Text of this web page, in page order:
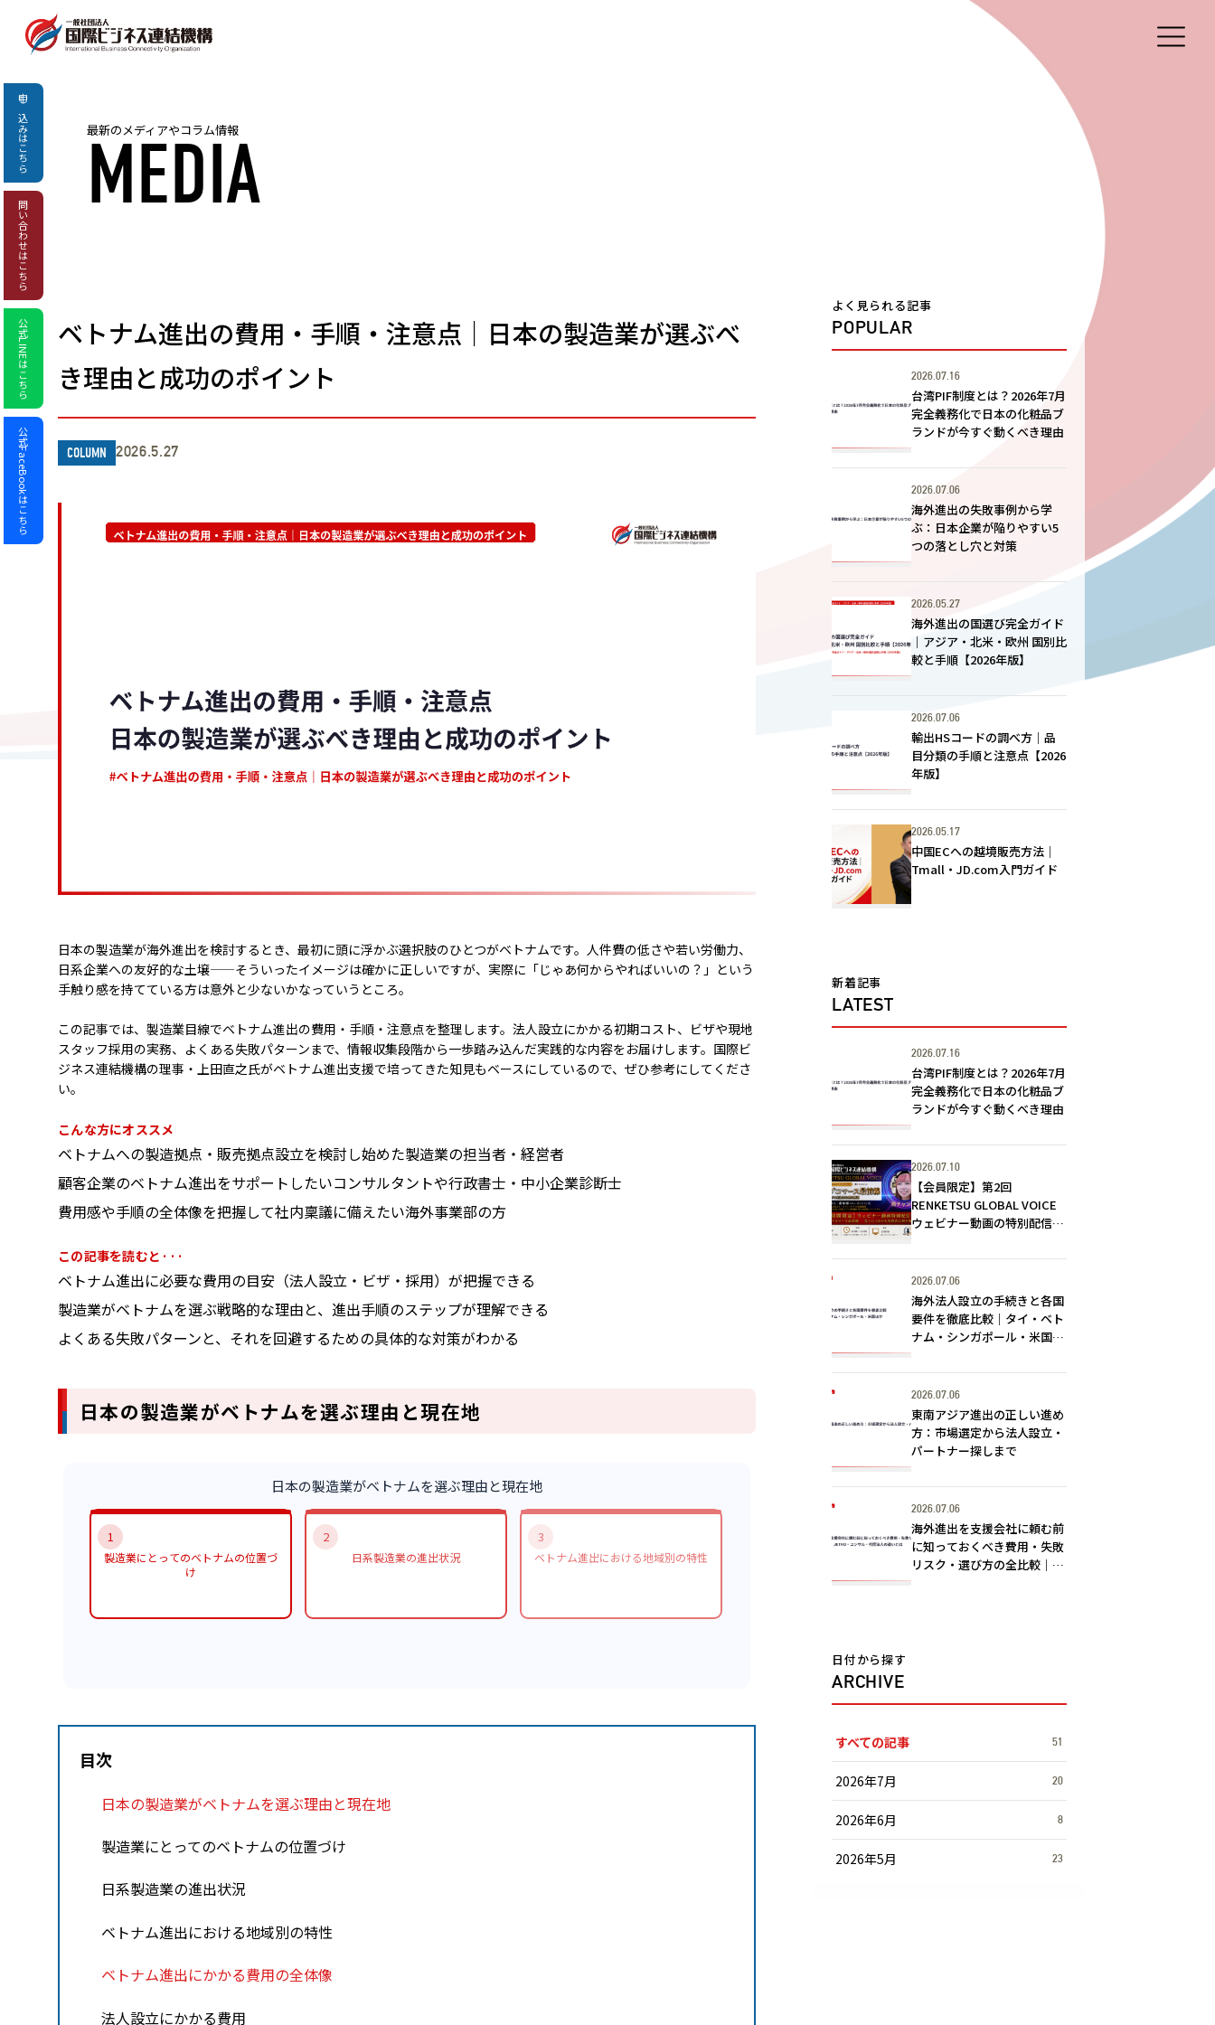
申し込み
はこちら
問い合わせ
はこちら
公式LINEはこちら
公式FaceBookはこちら
最新のメディアやコラム情報
MEDIA
ベトナム進出の費用・手順・注意点｜日本の製造業が選ぶべ
き理由と成功のポイント
COLUMN 2026.5.27
日本の製造業が海外進出を検討するとき、最初に頭に浮かぶ選択肢のひとつがベトナムです。人件費の低さや若い労働力、
日系企業への友好的な土壌——そういったイメージは確かに正しいですが、実際に「じゃあ何からやればいいの？」という
手触り感を持てている方は意外と少ないかなっていうところ。
この記事では、製造業目線でベトナム進出の費用・手順・注意点を整理します。法人設立にかかる初期コスト、ビザや現地
スタッフ採用の実務、よくある失敗パターンまで、情報収集段階から一歩踏み込んだ実践的な内容をお届けします。国際ビ
ジネス連結機構の理事・上田直之氏がベトナム進出支援で培ってきた知見もベースにしているので、ぜひ参考にしてくださ
い。
こんな方にオススメ
ベトナムへの製造拠点・販売拠点設立を検討し始めた製造業の担当者・経営者
顧客企業のベトナム進出をサポートしたいコンサルタントや行政書士・中小企業診断士
費用感や手順の全体像を把握して社内稟議に備えたい海外事業部の方
この記事を読むと···
ベトナム進出に必要な費用の目安（法人設立・ビザ・採用）が把握できる
製造業がベトナムを選ぶ戦略的な理由と、進出手順のステップが理解できる
よくある失敗パターンと、それを回避するための具体的な対策がわかる
日本の製造業がベトナムを選ぶ理由と現在地
日本の製造業がベトナムを選ぶ理由と現在地
1
製造業にとってのベトナムの位置づ
け
2
日系製造業の進出状況
3
ベトナム進出における地域別の特性
目次
日本の製造業がベトナムを選ぶ理由と現在地
製造業にとってのベトナムの位置づけ
日系製造業の進出状況
ベトナム進出における地域別の特性
ベトナム進出にかかる費用の全体像
法人設立にかかる費用
よく見られる記事
POPULAR
2026.07.16
台湾PIF制度とは？2026年7月
完全義務化で日本の化粧品ブ
ランドが今すぐ動くべき理由
2026.07.06
海外進出の失敗事例から学
ぶ：日本企業が陥りやすい5
つの落とし穴と対策
2026.05.27
海外進出の国選び完全ガイド
｜アジア・北米・欧州 国別比
較と手順【2026年版】
2026.07.06
輸出HSコードの調べ方｜品
目分類の手順と注意点【2026
年版】
2026.05.17
中国ECへの越境販売方法｜
Tmall・JD.com入門ガイド
新着記事
LATEST
2026.07.16
台湾PIF制度とは？2026年7月
完全義務化で日本の化粧品ブ
ランドが今すぐ動くべき理由
2026.07.10
【会員限定】第2回
RENKETSU GLOBAL VOICE
ウェビナー動画の特別配信が
マーサー・燕 咏靖氏が語る
「ライブコマースの最前線」
2026.07.06
海外法人設立の手続きと各国
要件を徹底比較｜タイ・ベト
ナム・シンガポール・米国ほ
2026.07.06
東南アジア進出の正しい進め
方：市場選定から法人設立・
パートナー探しまで
2026.07.06
海外進出を支援会社に頼む前
に知っておくべき費用・失敗
リスク・選び方の全比較｜
日付から探す
ARCHIVE
すべての記事 51
2026年7月 20
2026年6月 8
2026年5月 23